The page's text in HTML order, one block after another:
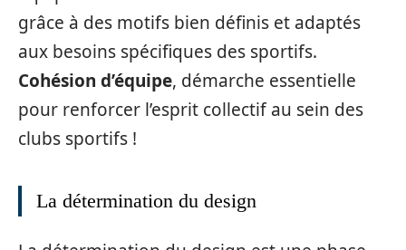
grâce à des motifs bien définis et adaptés
aux besoins spécifiques des sportifs.
Cohésion d’équipe, démarche essentielle
pour renforcer l’esprit collectif au sein des
clubs sportifs !
La détermination du design